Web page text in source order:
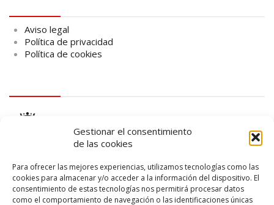
Gestionar el consentimiento
de las cookies
Para ofrecer las mejores experiencias, utilizamos tecnologías como las
cookies para almacenar y/o acceder a la información del dispositivo. El
consentimiento de estas tecnologías nos permitirá procesar datos
como el comportamiento de navegación o las identificaciones únicas
Aviso legal
Política de privacidad
Política de cookies
logo SID